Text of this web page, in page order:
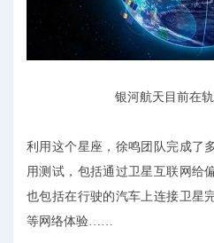
银河航天目前在
利用这个星座，徐鸣团队完成了
用测试，包括通过卫星互联网给
也包括在行驶的汽车上连接卫星
等网络体验……